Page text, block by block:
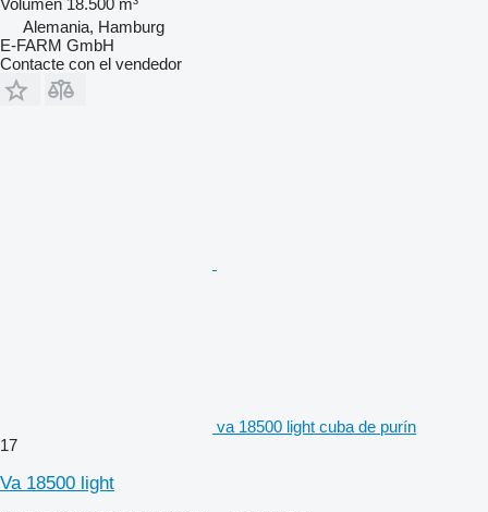
Volumen 18.500 m³
Alemania, Hamburg
E-FARM GmbH
Contacte con el vendedor
va 18500 light cuba de purín
17
Va 18500 light